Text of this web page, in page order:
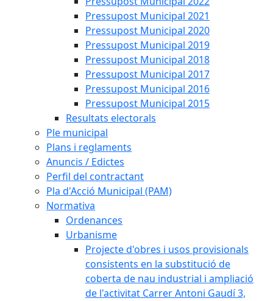
Pressupost Municipal 2021
Pressupost Municipal 2020
Pressupost Municipal 2019
Pressupost Municipal 2018
Pressupost Municipal 2017
Pressupost Municipal 2016
Pressupost Municipal 2015
Resultats electorals
Ple municipal
Plans i reglaments
Anuncis / Edictes
Perfil del contractant
Pla d'Acció Municipal (PAM)
Normativa
Ordenances
Urbanisme
Projecte d'obres i usos provisionals
consistents en la substitució de
coberta de nau industrial i ampliació
de l'activitat Carrer Antoni Gaudí 3,